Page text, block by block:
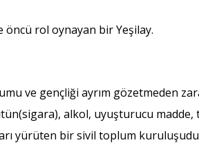
öncü rol oynayan bir Yeşilay.
ve gençliği ayrım gözetmeden
alkol, uyuşturucu madde,
yürüten bir sivil toplum